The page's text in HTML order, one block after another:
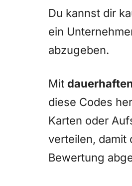
Du kannst dir
ein
abzugeben.
Mit
diese Codes
Karten oder
verteilen, damit
Bewertung